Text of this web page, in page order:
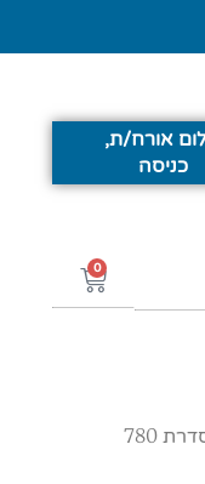
אורח/ת,
כניסה
0